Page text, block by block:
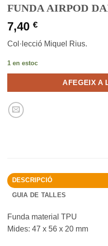
FUNDA AIRPOD
7,40 €
Col·lecció Miquel Rius.
1 en estoc
AFEGEIX A
DESCRIPCIÓ
GUIA DE TALLES
Funda material TPU
Mides: 47 x 56 x 20 mm